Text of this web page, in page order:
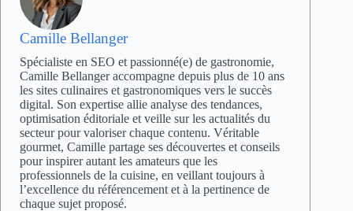
Camille Bellanger
Spécialiste en SEO et passionné(e) de gastronomie,
Camille Bellanger accompagne depuis plus de 10 ans
les sites culinaires et gastronomiques vers le succès
digital. Son expertise allie analyse des tendances,
optimisation éditoriale et veille sur les actualités du
secteur pour valoriser chaque contenu. Véritable
gourmet, Camille partage ses découvertes et conseils
pour inspirer autant les amateurs que les
professionnels de la cuisine, en veillant toujours à
l’excellence du référencement et à la pertinence de
chaque sujet proposé.